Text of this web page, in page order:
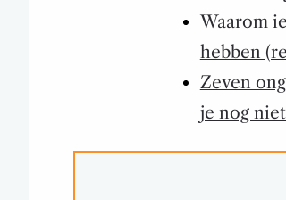
Waarom
hebben
Zeven
je nog niet